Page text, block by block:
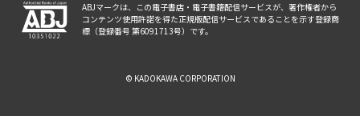
ABJマークは、この電子書店・電子書籍配信サービスが、著作権者から
コンテンツ使用許諾を得た正規版配信サービスであることを示す登録商
標（登録番号 第6091713号）です。
© KADOKAWA CORPORATION